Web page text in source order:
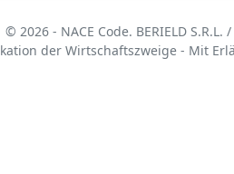
© 2026 - NACE Code. BERIELD
der Wirtschaftszweige - Mit